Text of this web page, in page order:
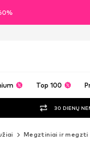
Top 100
30 DIENŲ
Megztiniai ir megzti